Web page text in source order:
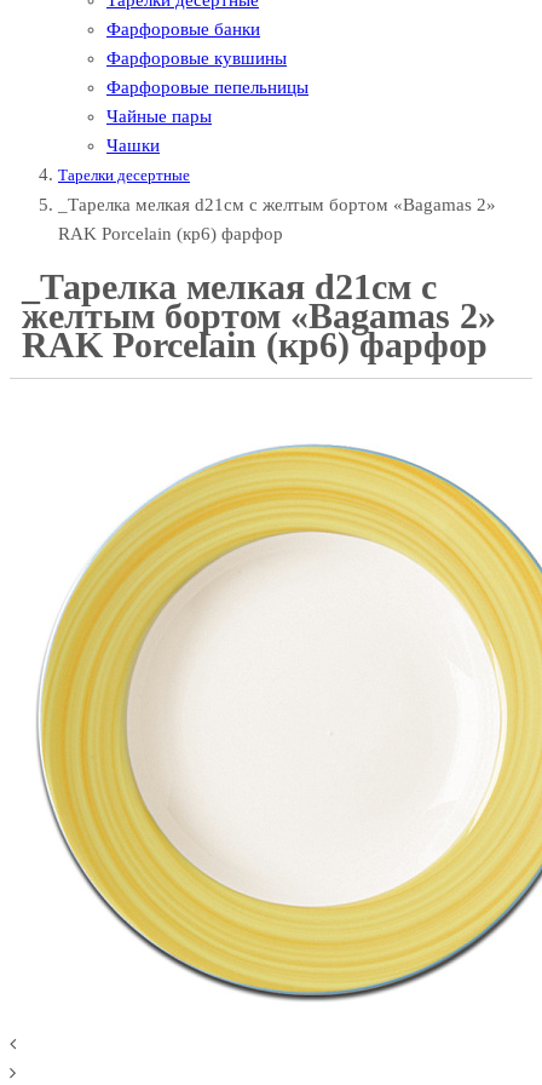
Фарфоровые банки
Фарфоровые кувшины
Фарфоровые пепельницы
Чайные пары
Чашки
Тарелки десертные
_Тарелка мелкая d21см с желтым бортом «Bagamas 2»
RAK Porcelain (кр6) фарфор
_Тарелка мелкая d21см с
желтым бортом «Bagamas 2»
RAK Porcelain (кр6) фарфор